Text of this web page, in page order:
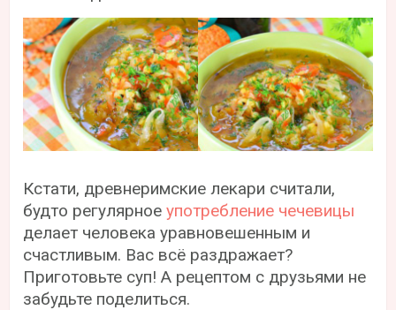
Кстати, древнеримские лекари считали,
будто регулярноеупотребление чечевицы
делает человека уравновешенным и
счастливым. Вас всё раздражает?
Приготовьте суп! А рецептом с друзьями не
забудьте поделиться.